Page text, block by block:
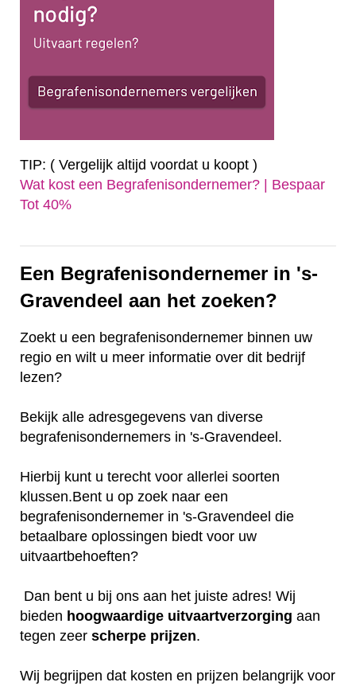
TIP: ( Vergelijk altijd voordat u koopt )
Wat kost een Begrafenisondernemer? | Bespaar
Tot 40%‎
Een Begrafenisondernemer in 's-
Gravendeel aan het zoeken?
Zoekt u een begrafenisondernemer binnen uw
regio en wilt u meer informatie over dit bedrijf
lezen?
Bekijk alle adresgegevens van diverse
begrafenisondernemers in 's-Gravendeel.
Hierbij kunt u terecht voor allerlei soorten
klussen.Bent u op zoek naar een
begrafenisondernemer in 's-Gravendeel die
betaalbare oplossingen biedt voor uw
uitvaartbehoeften?
Dan bent u bij ons aan het juiste adres! Wij
bieden hoogwaardige uitvaartverzorging aan
tegen zeer scherpe prijzen.
Wij begrijpen dat kosten en prijzen belangrijk voor